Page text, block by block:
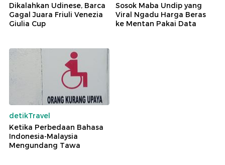
Dikalahkan Udinese, Barca
Gagal Juara Friuli Venezia
Giulia Cup
Sosok Maba Undip yang
Viral Ngadu Harga Beras
ke Mentan Pakai Data
detikTravel
Ketika Perbedaan Bahasa
Indonesia-Malaysia
Mengundang Tawa